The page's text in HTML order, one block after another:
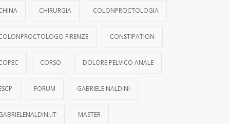
CHIRURGIA COLONPROCTOLOGIA
FIRENZE CONSTIPATION
CORSO DOLORE PELVICO ANALE
FORUM GABRIELE NALDINI
MASTER